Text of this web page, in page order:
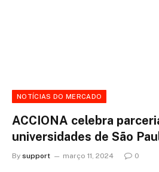
NOTÍCIAS DO MERCADO
ACCIONA celebra
universidades de São
By support março 11, 2024 0